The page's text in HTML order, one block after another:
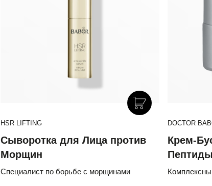
HSR LIFTING
Сыворотка для Лица против
Морщин
Специалист по борьбе с морщинами
DOCTOR
Крем-
Пептиды